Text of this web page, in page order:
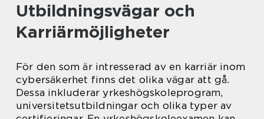
Utbildningsvägar och
Karriärmöjligheter
För den som är intresserad av en karriär inom
cybersäkerhet finns det olika vägar att gå.
Dessa inkluderar yrkeshögskoleprogram,
universitetsutbildningar och olika typer av